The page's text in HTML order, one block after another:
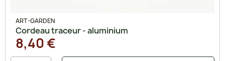
ART-GARDEN
Cordeau traceur - aluminium
8,40 €